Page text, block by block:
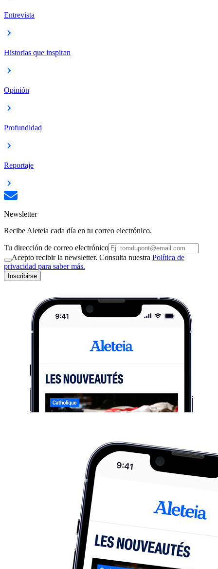
Entrevista
Historias que inspiran
Opinión
Profundidad
Reportaje
Newsletter
Recibe Aleteia cada día en tu correo electrónico.
Tu dirección de correo electrónico
Acepto recibir la newsletter. Consulta nuestra Política de
privacidad para saber más.
Inscribirse